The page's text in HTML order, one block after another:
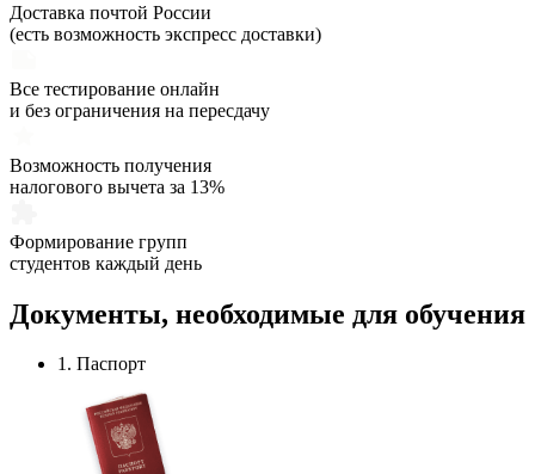
Доставка почтой России
(есть возможность экспресс доставки)
Все тестирование онлайн
и без ограничения на пересдачу
Возможность получения
налогового вычета за 13%
Формирование групп
студентов каждый день
Документы, необходимые для обучения
1. Паспорт